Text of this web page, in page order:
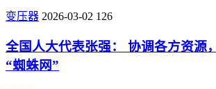
变压器 2026-03-02 126
全国人大代表张强： 协调各方资源
“蜘蛛网”